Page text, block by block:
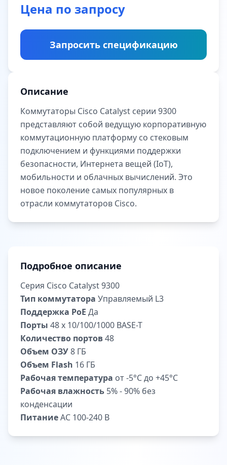
Цена по запросу
Запросить спецификацию
Описание
Коммутаторы Cisco Catalyst серии 9300
представляют собой ведущую корпоративную
коммутационную платформу со стековым
подключением и функциями поддержки
безопасности, Интернета вещей (IoT),
мобильности и облачных вычислений. Это
новое поколение самых популярных в
отрасли коммутаторов Cisco.
Подробное описание
Серия Cisco Catalyst 9300
Тип коммутатора Управляемый L3
Поддержка PoE Да
Порты 48 х 10/100/1000 BASE-T
Количество портов48
Объем ОЗУ8 ГБ
Объем Flash 16 ГБ
Рабочая температура от -5°C до +45°C
Рабочая влажность 5% - 90% без
конденсации
ПитаниеAC 100-240 В